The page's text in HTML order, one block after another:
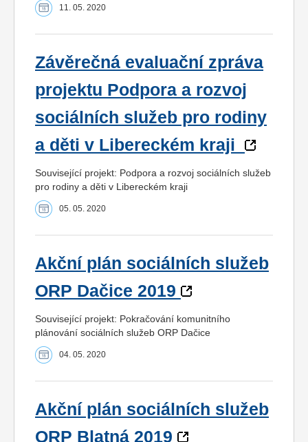
11. 05. 2020
Závěrečná evaluační zpráva
projektu Podpora a rozvoj
sociálních služeb pro rodiny
a děti v Libereckém kraji
Související projekt: Podpora a rozvoj sociálních služeb
pro rodiny a děti v Libereckém kraji
05. 05. 2020
Akční plán sociálních služeb
ORP Dačice 2019
Související projekt: Pokračování komunitního
plánování sociálních služeb ORP Dačice
04. 05. 2020
Akční plán sociálních služeb
ORP Blatná 2019